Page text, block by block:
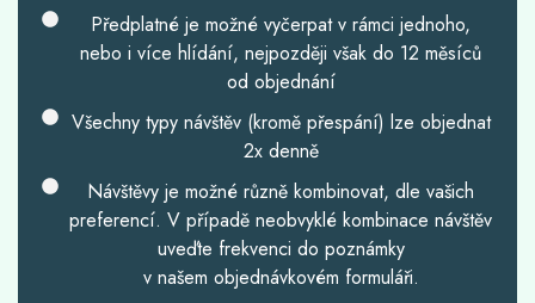
Předplatné je možné vyčerpat v rámci jednoho,
nebo i více hlídání, nejpozději však do 12 měsíců
od objednání
Všechny typy návštěv (kromě přespání) lze objednat
2x denně
Návštěvy je možné různě kombinovat, dle vašich
preferencí. V případě neobvyklé kombinace návštěv
uveďte frekvenci do poznámky
v našem objednávkovém formuláři.